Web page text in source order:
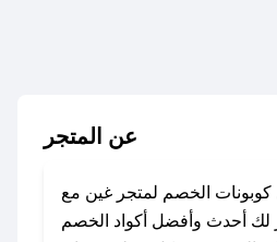
عن المتجر
الخصم لمتجر غين مع
أحدث وأفضل أكواد الخصم